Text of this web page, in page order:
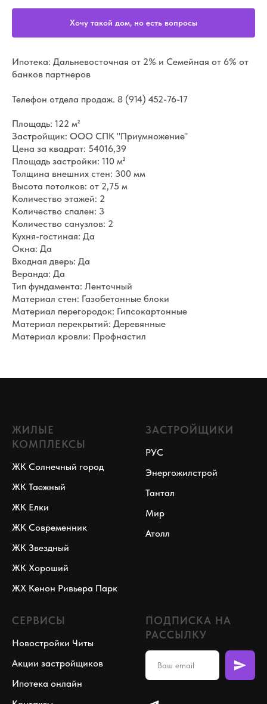
Хочу такой дом, но есть вопросы
Ипотека: Дальневосточная от 2% и Семейная от 6% от
банков партнеров
Телефон отдела продаж. 8 (914) 452-76-17
Площадь: 122 м²
Застройщик: ООО СПК "Приумножение"
Цена за квадрат: 54016,39
Площадь застройки: 110 м²
Толщина внешних стен: 300 мм
Высота потолков: от 2,75 м
Количество этажей: 2
Количество спален: 3
Количество санузлов: 2
Кухня-гостиная: Да
Окна: Да
Входная дверь: Да
Веранда: Да
Тип фундамента: Ленточный
Материал стен: Газобетонные блоки
Материал перегородок: Гипсокартонные
Материал перекрытий: Деревянные
Материал кровли: Профнастил
ЖИЛЫЕ
КОМПЛЕКСЫ
ЖК Солнечный город
ЖК Таежный
ЖК Елки
ЖК Современник
ЖК Звездный
ЖК Хороший
ЖХ Кенон Ривьера Парк
ЗАСТРОЙЩИКИ
РУС
Энергожилстрой
Тантал
Мир
Атолл
СЕРВИСЫ
Новостройки Читы
Акции застройщиков
Ипотека онлайн
ПОДПИСКА НА
РАССЫЛКУ